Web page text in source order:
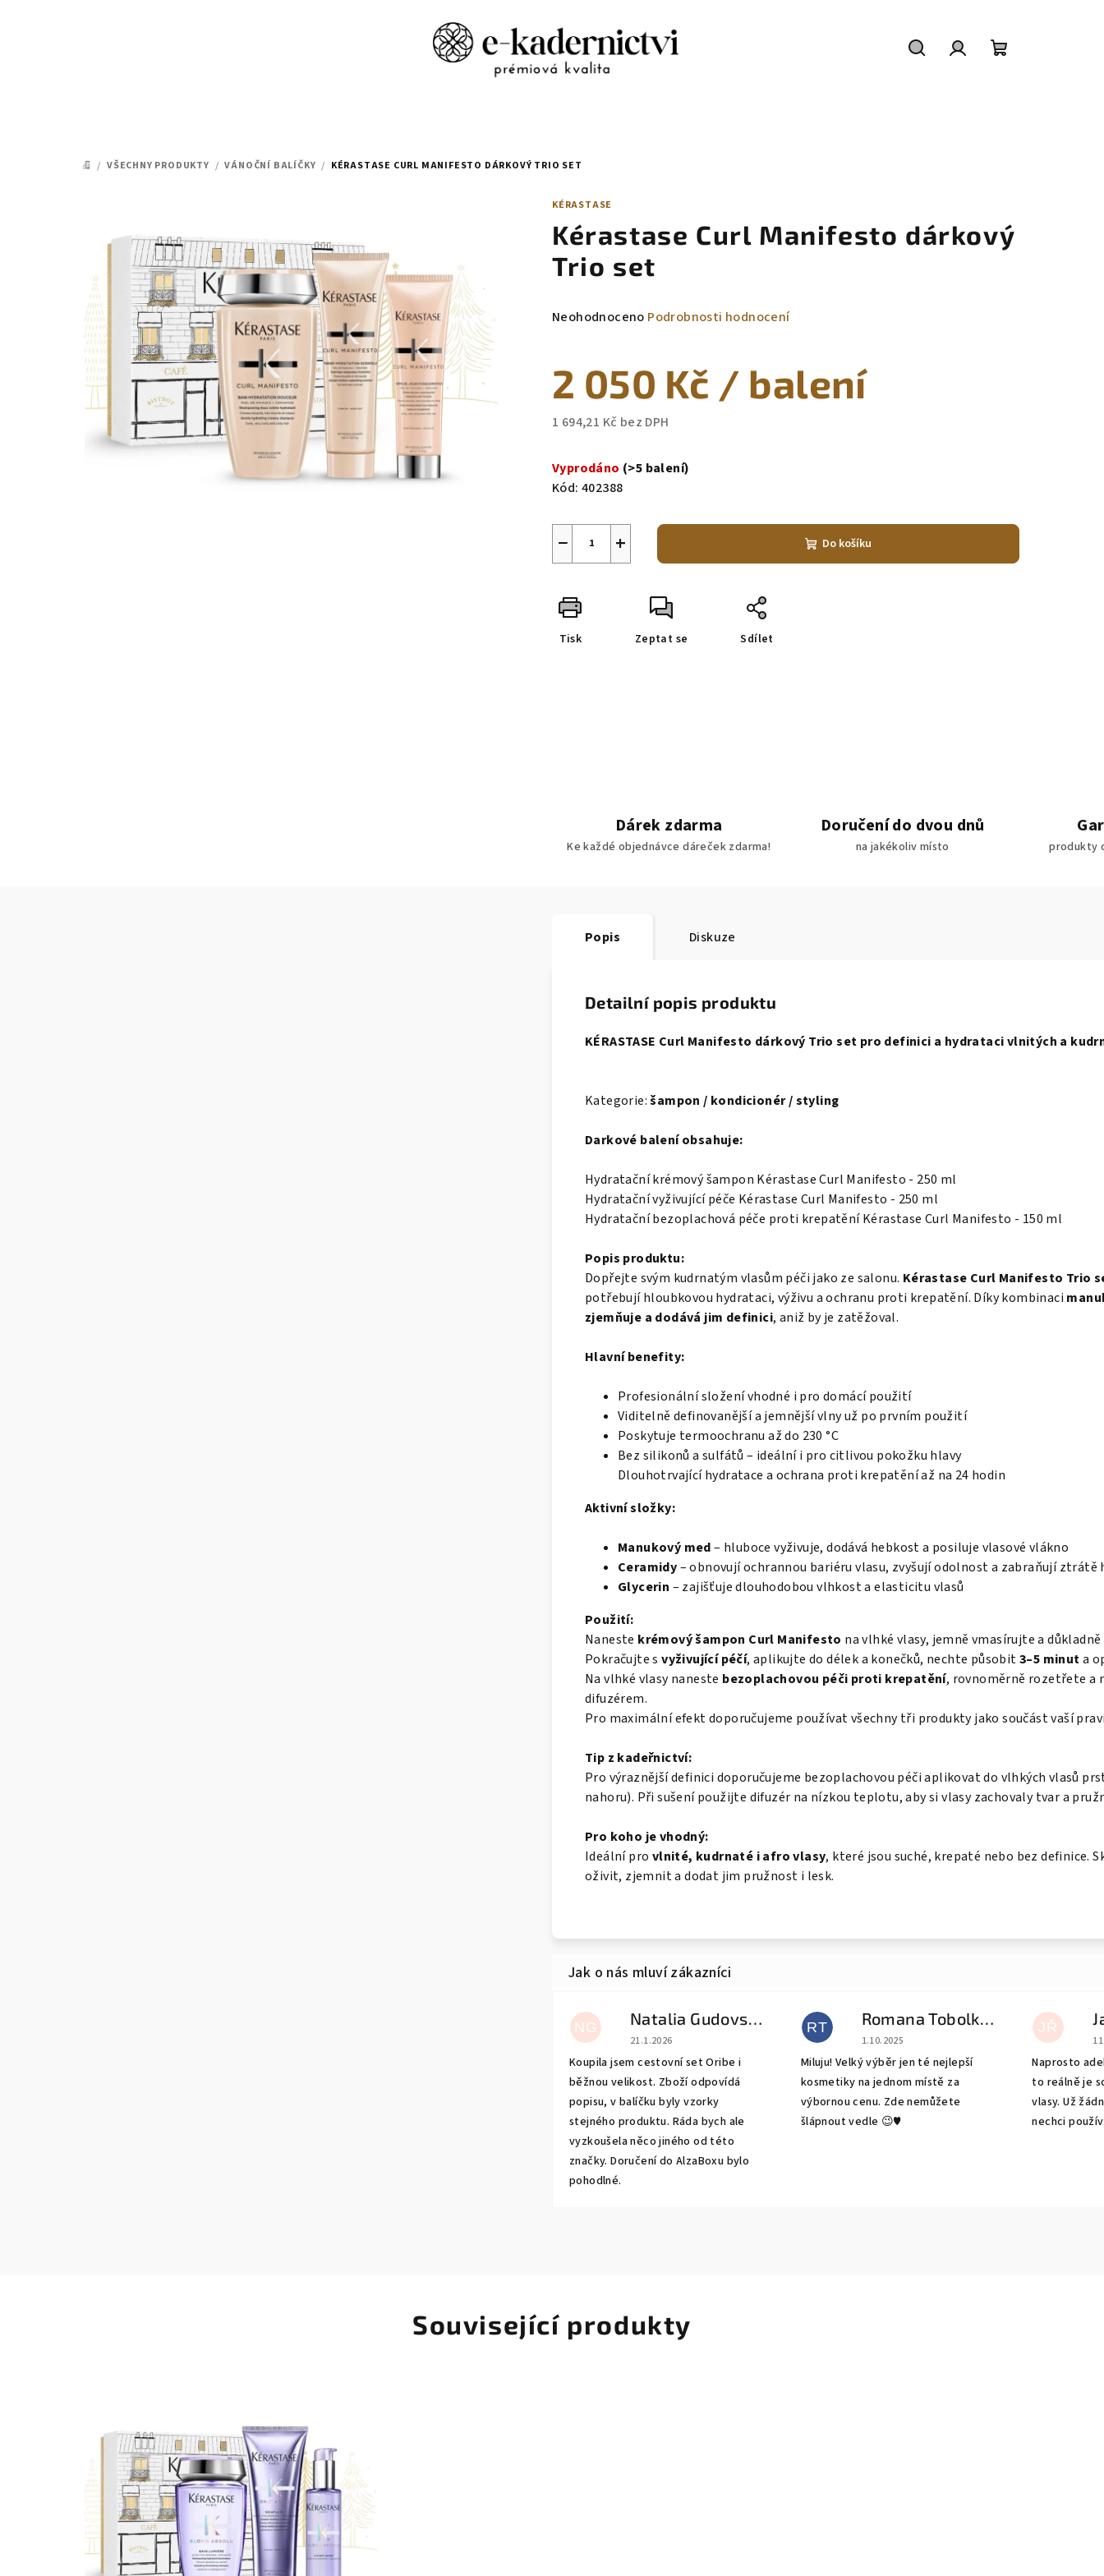
DOMŮ
/ VŠECHNY PRODUKTY / VÁNOČNÍ BALÍČKY / KÉRASTASE CURL MANIFESTO DÁRKOVÝ TRIO SET
KÉRASTASE
Kérastase Curl Manifesto dárkový
Trio set
Průměrné
je
0,0
z
Neohodnoceno Podrobnosti hodnocení
2 050 Kč / balení
1 694,21 Kč bez DPH
cena:
Vyprodáno (>5 balení)
Kód: 402388
+
− Do košíku
Tisk Zeptat se Sdílet
Dárek zdarma
Ke každé objednávce dáreček zdarma!
Doručení do dvou dnů
na jakékoliv místo produkty
Popis Diskuze
Detailní popis produktu
KÉRASTASE Curl Manifesto dárkový Trio set pro definici a hydrataci vlnitých a
Kategorie:šampon / kondicionér / styling
Darkové balení obsahuje:
Hydratační krémový šampon Kérastase Curl Manifesto - 250 ml
Hydratační vyživující péče Kérastase Curl Manifesto - 250 ml
Hydratační bezoplachová péče proti krepatění Kérastase Curl Manifesto - 150 ml
Popis produktu:
Dopřejte svým kudrnatým vlasům péči jako ze salonu. Kérastase Curl Manifesto Trio
potřebují hloubkovou hydrataci, výživu a ochranu proti krepatění. Díky kombinaci
zjemňuje a dodává jim definici, aniž by je zatěžoval.
Hlavní benefity:
Profesionální složení vhodné i pro domácí použití
Viditelně definovanější a jemnější vlny už po prvním použití
Poskytuje termoochranu až do 230 °C
Bez silikonů a sulfátů – ideální i pro citlivou pokožku hlavy
Dlouhotrvající hydratace a ochrana proti krepatění až na 24 hodin
Aktivní složky:
Manukový med– hluboce vyživuje, dodává hebkost a posiluje vlasové vlákno
Ceramidy– obnovují ochrannou bariéru vlasu, zvyšují odolnost a zabraňují ztrátě
Glycerin – zajišťuje dlouhodobou vlhkost a elasticitu vlasů
Použití:
Naneste krémový šampon Curl Manifesto na vlhké vlasy, jemně vmasírujte a
Pokračujte svyživující péčí, aplikujte do délek a konečků, nechte působit3–5 minuta
Na vlhké vlasy naneste bezoplachovou péči proti krepatění, rovnoměrně rozetřete a
difuzérem.
Pro maximální efekt doporučujeme používat všechny tři produkty jako součást vaší
Tip z kadeřnictví:
Pro výraznější definici doporučujeme bezoplachovou péči aplikovat do vlhkých vlasů
nahoru). Při sušení použijte difuzér na nízkou teplotu, aby si vlasy zachovaly tvar a
Pro koho je vhodný:
Ideální pro vlnité, kudrnaté i afro vlasy, které jsou suché, krepaté nebo bez definice.
oživit, zjemnit a dodat jim pružnost i lesk.
NG Natalia Gudovskikh
Hodnocení obchodu je 5 z 5 hvězdiček.
21.1.2026
Koupila jsem cestovní set Oribe i
běžnou velikost. Zboží odpovídá
popisu, v balíčku byly vzorky
stejného produktu. Ráda bych ale
vyzkoušela něco jiného od této
značky. Doručení do AlzaBoxu bylo
pohodlné.
RT Romana Tobolková
Hodnocení obchodu je 5 z 5 hvězdiček.
1.10.2025
Miluju! Velký výběr jen té nejlepší
kosmetiky na jednom místě za
výbornou cenu. Zde nemůžete
šlápnout vedle 😉♥️
JŘ
Naprosto
to reálně je
vlasy. Už
nechci
Související produkty